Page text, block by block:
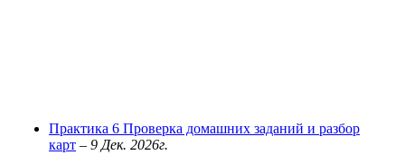
Практика 6 Проверка домашних заданий и разбор
карт – 9 Дек. 2026г.